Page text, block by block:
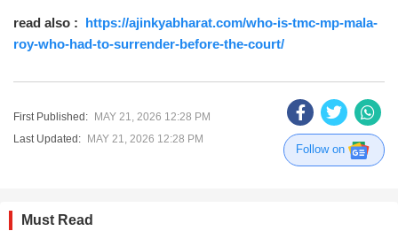
read also : https://ajinkyabharat.com/who-is-tmc-mp-mala-
roy-who-had-to-surrender-before-the-court/
First Published: MAY 21, 2026 12:28 PM
Last Updated: MAY 21, 2026 12:28 PM
Follow on
Must Read